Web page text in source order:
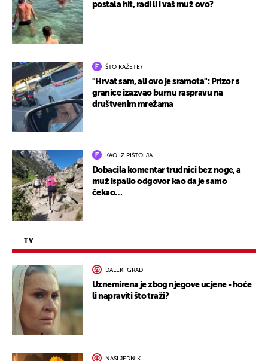
postala hit, radi li i vaš muž ovo?
ŠTO KAŽETE?
"Hrvat sam, ali ovo je sramota": Prizor s
granice izazvao burnu raspravu na
društvenim mrežama
KAO IZ PIŠTOLJA
Dobacila komentar trudnici bez noge, a
muž ispalio odgovor kao da je samo
čekao…
TV
DALEKI GRAD
Uznemirena je zbog njegove ucjene - hoće
li napraviti što traži?
NASLJEDNIK